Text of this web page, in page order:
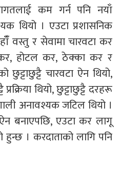
कम गर्न पनि नयाँ
थियो । एउटा प्रशासनिक
वस्तु र सेवामा चारवटा कर
कर, होटल कर, ठेक्का कर र
चारवटा ऐन थियो,
थियो, छुट्टाछुट्टै दरहरू
अनावश्यक जटिल थियो ।
ऐन बनाएपछि, एउटा कर लागू
। करदाताको लागि पनि